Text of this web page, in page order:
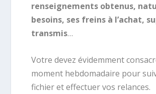
renseignements obtenus,
besoins, ses freins à l’achat,
transmis…
Votre devez évidemment
moment hebdomadaire pour
fichier et effectuer vos relances.